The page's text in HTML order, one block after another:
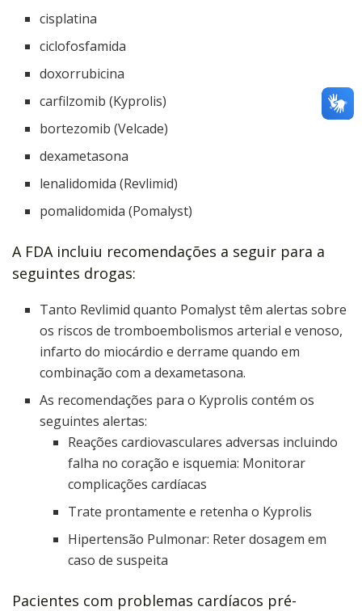
cisplatina
ciclofosfamida
doxorrubicina
carfilzomib (Kyprolis)
bortezomib (Velcade)
dexametasona
lenalidomida (Revlimid)
pomalidomida (Pomalyst)
A FDA incluiu recomendações a seguir para a
seguintes drogas:
Tanto Revlimid quanto Pomalyst têm alertas sobre
os riscos de tromboembolismos arterial e venoso,
infarto do miocárdio e derrame quando em
combinação com a dexametasona.
As recomendações para o Kyprolis contém os
seguintes alertas:
Reações cardiovasculares adversas incluindo
falha no coração e isquemia: Monitorar
complicações cardíacas
Trate prontamente e retenha o Kyprolis
Hipertensão Pulmonar: Reter dosagem em
caso de suspeita
Pacientes com problemas cardíacos pré-